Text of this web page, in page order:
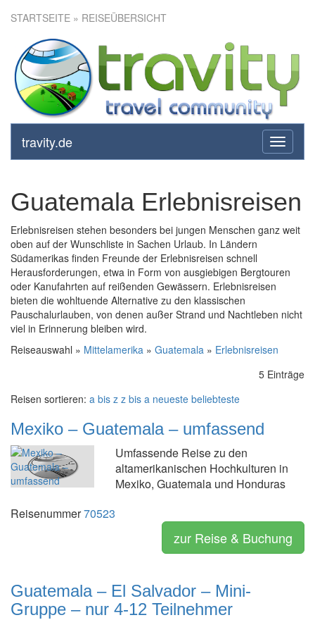
STARTSEITE » REISEÜBERSICHT
toggle
travity.de
Guatemala Erlebnisreisen
Erlebnisreisen stehen besonders bei jungen Menschen ganz weit
oben auf der Wunschliste in Sachen Urlaub. In Ländern
Südamerikas finden Freunde der Erlebnisreisen schnell
Herausforderungen, etwa in Form von ausgiebigen Bergtouren
oder Kanufahrten auf reißenden Gewässern. Erlebnisreisen
bieten die wohltuende Alternative zu den klassischen
Pauschalurlauben, von denen außer Strand und Nachtleben nicht
viel in Erinnerung bleiben wird.
Reiseauswahl » Mittelamerika » Guatemala » Erlebnisreisen
5 Einträge
Reisen sortieren: a bis z z bis a neueste beliebteste
Mexiko – Guatemala – umfassend
Umfassende Reise zu den
altamerikanischen Hochkulturen in
Mexiko, Guatemala und Honduras
Reisenummer70523
zur Reise & Buchung
Guatemala – El Salvador – Mini-
Gruppe – nur 4-12 Teilnehmer